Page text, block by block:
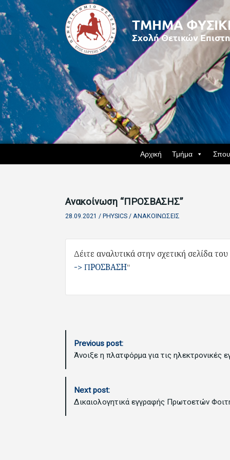
Αρχική Τμήμα
Ανακοίνωση “ΠΡΟΣΒΑΣΗΣ”
28.09.2021 / PHYSICS / ΑΝΑΚΟΙΝΏΣΕΙΣ
Δέιτε αναλυτικά στην σχετική σελίδα
-> ΠΡΟΣΒΑΣΗ“
t
i
Previous post:
Άνοιξε η πλατφόρμα για τις
Next post:
Δικαιολογητικά εγγραφής Πρωτοετών